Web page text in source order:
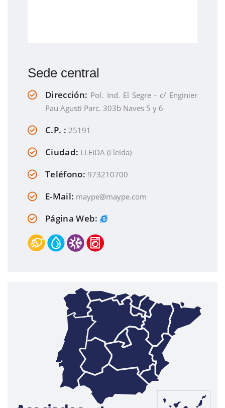
Sede central
Dirección: Pol. Ind. El Segre - c/ Enginier
Pau Agusti Parc. 303b Naves 5 y 6
C.P. : 25191
Ciudad: LLEIDA (Lleida)
Teléfono: 973210700
E-Mail: maype@maype.com
Página Web: